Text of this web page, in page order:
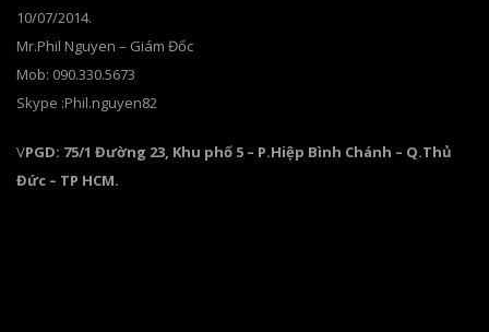
10/07/2014.
Mr.Phil Nguyen – Giám Đốc
Mob: 090.330.5673
Skype :Phil.nguyen82
VPGD: 75/1 Đường 23, Khu phố 5 – P.Hiệp Bình Chánh – Q.Thủ
Đức – TP HCM.